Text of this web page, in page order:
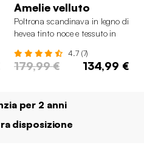
Amelie velluto
Poltrona scandinava in legno di
hevea tinto noce e tessuto in
4.7 (7)
179,99 € 134,99 €
per 2 anni
disposizione